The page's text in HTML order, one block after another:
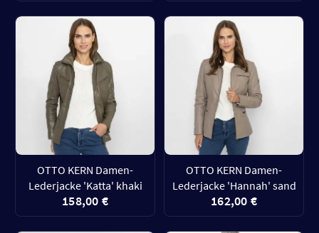
OTTO KERN Damen-
Lederjacke 'Katta' khaki
158,00 €
OTTO KERN Damen-
Lederjacke 'Hannah' sand
162,00 €